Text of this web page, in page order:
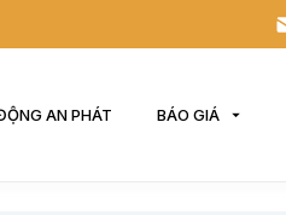
AN PHÁT BÁO GIÁ